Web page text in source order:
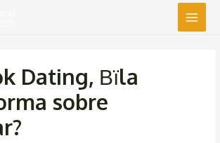
Main
Dating, Вїla
sobre